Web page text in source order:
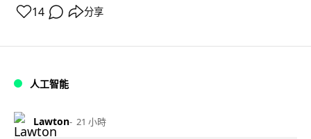
14 分享
人工智能
Lawton 21 小時